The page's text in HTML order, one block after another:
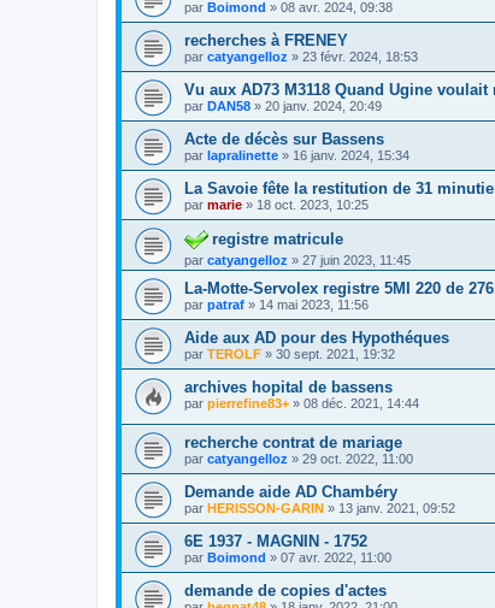
par Boimond » 08 avr. 2024, 09:38
recherches à FRENEY
par catyangelloz » 23 févr. 2024, 18:53
Vu aux AD73 M3118 Quand Ugine
par DAN58 » 20 janv. 2024, 20:49
Acte de décès sur Bassens
par lapralinette » 16 janv. 2024, 15:34
La Savoie fête la restitution de 31
par marie » 18 oct. 2023, 10:25
registre matricule
par catyangelloz » 27 juin 2023, 11:45
La-Motte-Servolex registre 5MI 220 de
par patraf » 14 mai 2023, 11:56
Aide aux AD pour des Hypothéques
par TEROLF » 30 sept. 2021, 19:32
archives hopital de bassens
par pierrefine83+ » 08 déc. 2021, 14:44
recherche contrat de mariage
par catyangelloz » 29 oct. 2022, 11:00
Demande aide AD Chambéry
par HERISSON-GARIN » 13 janv. 2021, 09:52
6E 1937 - MAGNIN - 1752
par Boimond » 07 avr. 2022, 11:00
demande de copies d'actes